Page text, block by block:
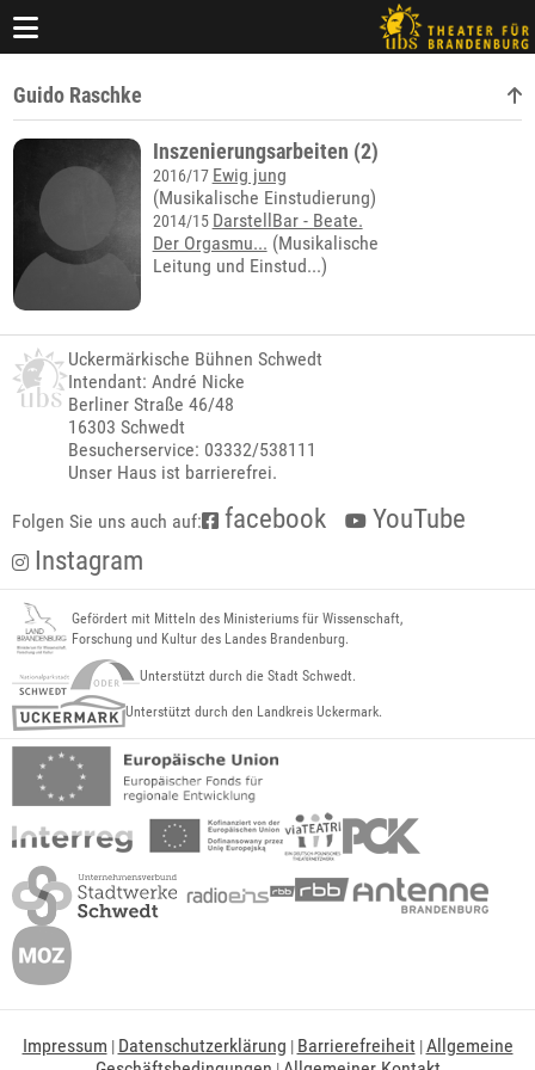
Guido Raschke
Inszenierungsarbeiten (2)
2016/17 Ewig jung
(Musikalische Einstudierung)
2014/15 DarstellBar - Beate.
Der Orgasmu... (Musikalische
Leitung und Einstud...)
Uckermärkische Bühnen Schwedt
Intendant: André Nicke
Berliner Straße 46/48
16303 Schwedt
Besucherservice: 03332/538111
Unser Haus ist barrierefrei.
Folgen Sie uns auch auf: facebook
YouTube
Instagram
Gefördert mit Mitteln des Ministeriums für Wissenschaft,
Forschung und Kultur des Landes Brandenburg.
Unterstützt durch die Stadt Schwedt.
Unterstützt durch den Landkreis Uckermark.
Impressum | Datenschutzerklärung | Barrierefreiheit|Allgemeine